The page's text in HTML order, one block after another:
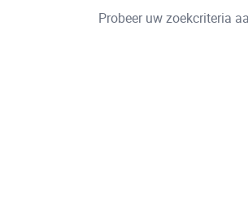
Probeer uw zoekcriteria